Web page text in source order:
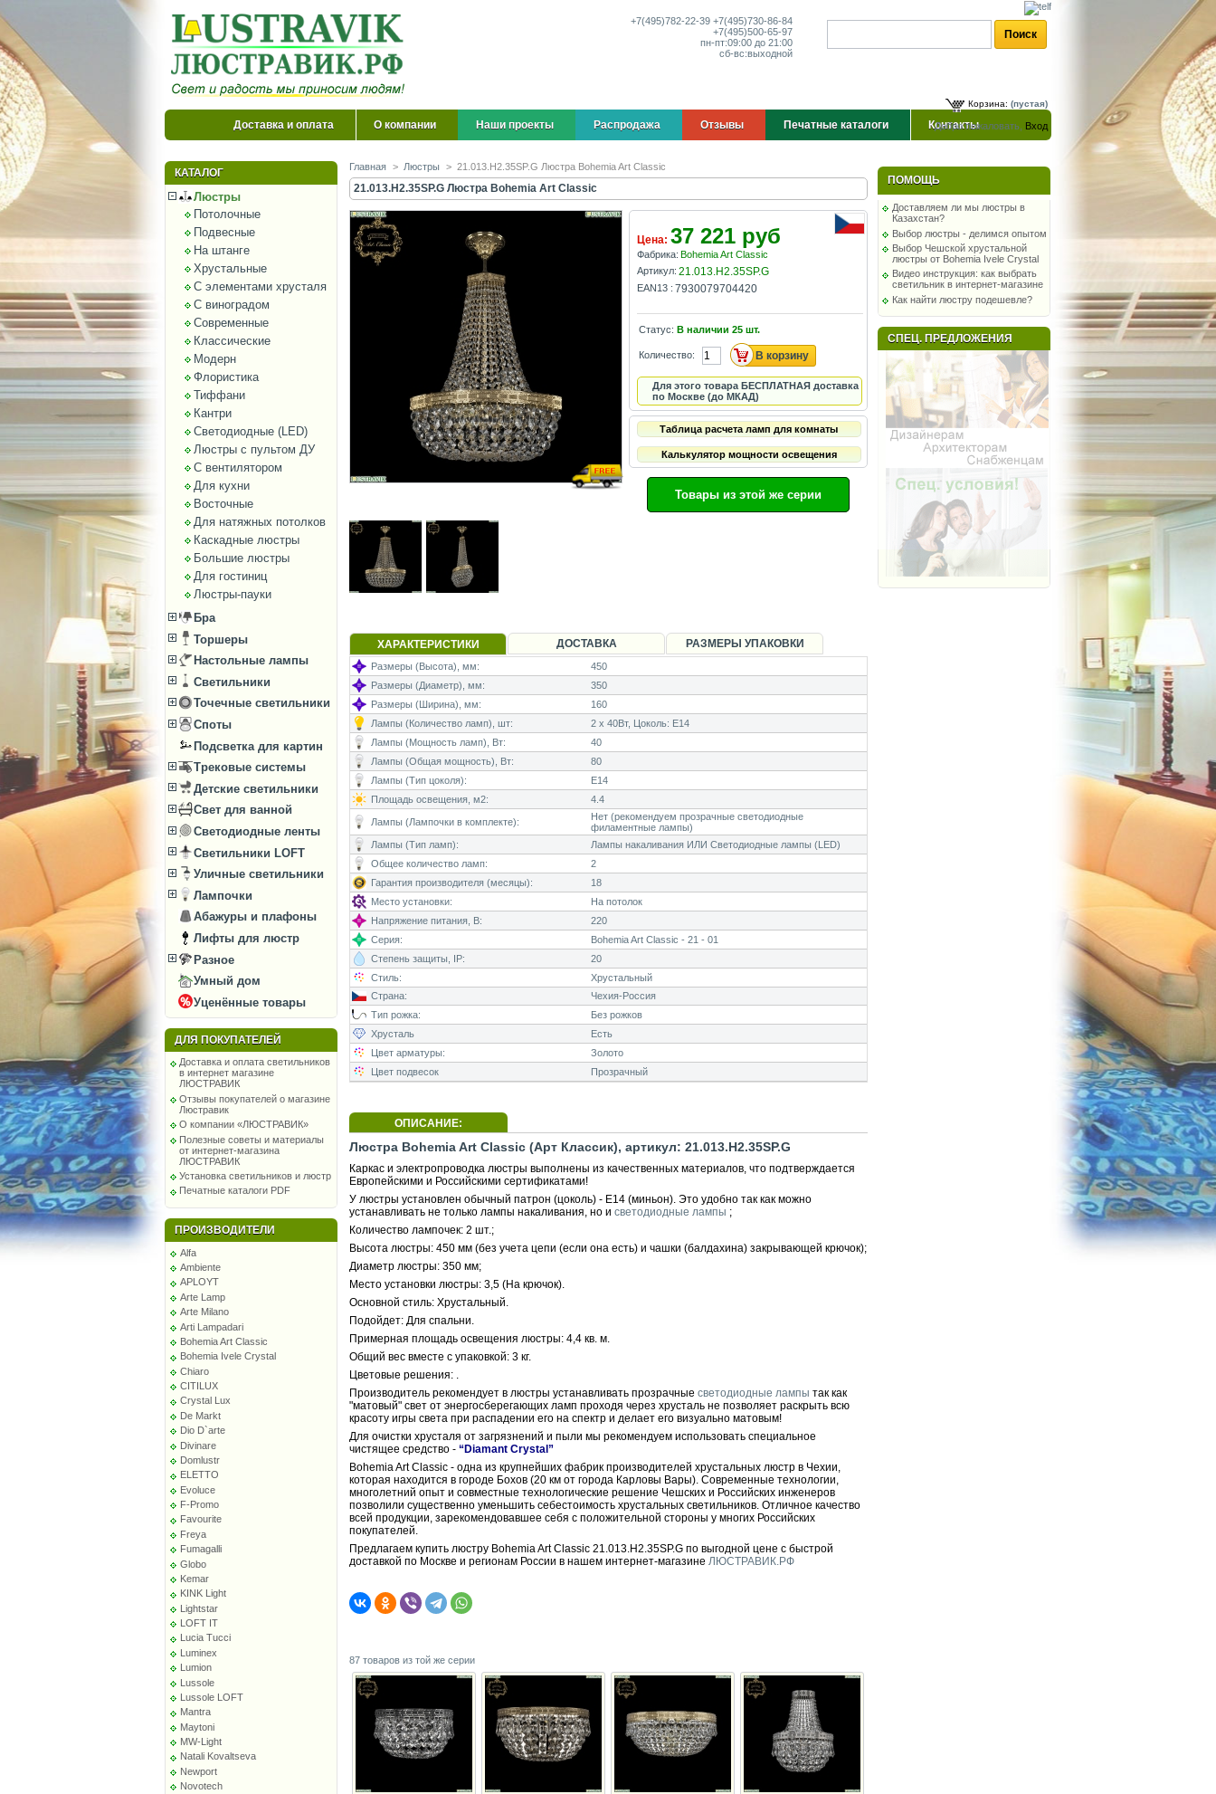
+7(495)782-22-39 +7(495)730-86-84
+7(495)500-65-97
пн-пт:09:00 до 21:00
сб-вс:выходной
Корзина: (пустая)
Добро пожаловать, Вход
Доставка и оплата О компании Наши проекты Распродажа Отзывы Печатные каталоги Контакты
КАТАЛОГ
Люстры
Потолочные
Подвесные
На штанге
Хрустальные
С элементами хрусталя
С виноградом
Современные
Классические
Модерн
Флористика
Тиффани
Кантри
Светодиодные (LED)
Люстры с пультом ДУ
С вентилятором
Для кухни
Восточные
Для натяжных потолков
Каскадные люстры
Большие люстры
Для гостиниц
Люстры-пауки
Бра
Торшеры
Настольные лампы
Светильники
Точечные светильники
Споты
Подсветка для картин
Трековые системы
Детские светильники
Свет для ванной
Светодиодные ленты
Светильники LOFT
Уличные светильники
Лампочки
Абажуры и плафоны
Лифты для люстр
Разное
Умный дом
Уценённые товары
ДЛЯ ПОКУПАТЕЛЕЙ
Доставка и оплата светильников
в интернет магазине
ЛЮСТРАВИК
Отзывы покупателей о магазине
Люстравик
О компании «ЛЮСТРАВИК»
Полезные советы и материалы
от интернет-магазина
ЛЮСТРАВИК
Установка светильников и люстр
Печатные каталоги PDF
ПРОИЗВОДИТЕЛИ
Alfa
Ambiente
APLOYT
Arte Lamp
Arte Milano
Arti Lampadari
Bohemia Art Classic
Bohemia Ivele Crystal
Chiaro
CITILUX
Crystal Lux
De Markt
Dio D`arte
Divinare
Domlustr
ELETTO
Evoluce
F-Promo
Favourite
Freya
Fumagalli
Globo
Kemar
KINK Light
Lightstar
LOFT IT
Lucia Tucci
Luminex
Lumion
Lussole
Lussole LOFT
Mantra
Maytoni
MW-Light
Natali Kovaltseva
Newport
Novotech
Главная > Люстры > 21.013.H2.35SP.G Люстра Bohemia Art Classic
21.013.H2.35SP.G Люстра Bohemia Art Classic
Цена: 37 221 руб
Фабрика: Bohemia Art Classic
Артикул: 21.013.H2.35SP.G
EAN13 : 7930079704420
Статус: В наличии 25 шт.
Количество:
Для этого товара БЕСПЛАТНАЯ доставка
по Москве (до МКАД)
Таблица расчета ламп для комнаты
Калькулятор мощности освещения
Товары из этой же серии
ХАРАКТЕРИСТИКИ ДОСТАВКА РАЗМЕРЫ УПАКОВКИ
Размеры (Высота), мм:
450
Размеры (Диаметр), мм:
350
Размеры (Ширина), мм:
160
Лампы (Количество ламп), шт:
2 x 40Вт, Цоколь: E14
Лампы (Мощность ламп), Вт:
40
Лампы (Общая мощность), Вт:
80
Лампы (Тип цоколя):
E14
Площадь освещения, м2:
4.4
Лампы (Лампочки в комплекте):
Нет (рекомендуем прозрачные светодиодные
филаментные лампы)
Лампы (Тип ламп):
Лампы накаливания ИЛИ Светодиодные лампы (LED)
Общее количество ламп:
2
Гарантия производителя (месяцы):
18
Место установки:
На потолок
Напряжение питания, В:
220
Серия:
Bohemia Art Classic - 21 - 01
Степень защиты, IP:
20
Стиль:
Хрустальный
Страна:
Чехия-Россия
Тип рожка:
Без рожков
Хрусталь
Есть
Цвет арматуры:
Золото
Цвет подвесок
Прозрачный
ОПИСАНИЕ:
Люстра Bohemia Art Classic (Арт Классик), артикул: 21.013.H2.35SP.G
Каркас и электропроводка люстры выполнены из качественных материалов, что подтверждается
Европейскими и Российскими сертификатами!
У люстры установлен обычный патрон (цоколь) - E14 (миньон). Это удобно так как можно
устанавливать не только лампы накаливания, но и светодиодные лампы ;
Количество лампочек: 2 шт.;
Высота люстры: 450 мм (без учета цепи (если она есть) и чашки (балдахина) закрывающей крючок);
Диаметр люстры: 350 мм;
Место установки люстры: 3,5 (На крючок).
Основной стиль: Хрустальный.
Подойдет: Для спальни.
Примерная площадь освещения люстры: 4,4 кв. м.
Общий вес вместе с упаковкой: 3 кг.
Цветовые решения: .
Производитель рекомендует в люстры устанавливать прозрачные светодиодные лампы так как
"матовый" свет от энергосберегающих ламп проходя через хрусталь не позволяет раскрыть всю
красоту игры света при распадении его на спектр и делает его визуально матовым!
Для очистки хрусталя от загрязнений и пыли мы рекомендуем использовать специальное
чистящее средство - “Diamant Crystal”
Bohemia Art Classic - одна из крупнейших фабрик производителей хрустальных люстр в Чехии,
которая находится в городе Бохов (20 км от города Карловы Вары). Современные технологии,
многолетний опыт и совместные технологические решение Чешских и Российских инженеров
позволили существенно уменьшить себестоимость хрустальных светильников. Отличное качество
всей продукции, зарекомендовавшее себя с положительной стороны у многих Российских
покупателей.
Предлагаем купить люстру Bohemia Art Classic 21.013.H2.35SP.G по выгодной цене с быстрой
доставкой по Москве и регионам России в нашем интернет-магазине ЛЮСТРАВИК.РФ
87 товаров из той же серии
ПОМОЩЬ
Доставляем ли мы люстры в
Казахстан?
Выбор люстры - делимся опытом
Выбор Чешской хрустальной
люстры от Bohemia Ivele Crystal
Видео инструкция: как выбрать
светильник в интернет-магазине
Как найти люстру подешевле?
СПЕЦ. ПРЕДЛОЖЕНИЯ